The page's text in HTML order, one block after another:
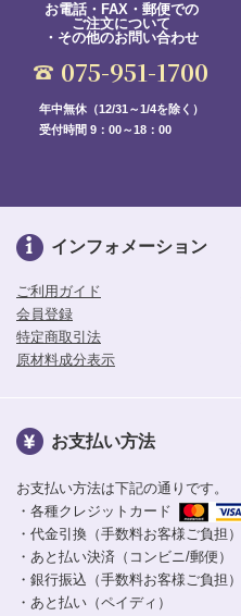
お電話・FAX・郵便での
ご注文について
・その他のお問い合わせ
075-951-1700
年中無休（12/31～1/4を除く）
受付時間 9：00～18：00
インフォメーション
ご利用ガイド
会員登録
特定商取引法
原材料成分表示
お支払い方法
お支払い方法は下記の通りです。
・各種クレジットカード
・代金引換（手数料お客様ご負担）
・あと払い決済（コンビニ/郵便）
・銀行振込（手数料お客様ご負担）
・あと払い（ペイディ）